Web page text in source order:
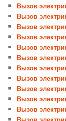
Вызов
Вызов
Вызов
Вызов
Вызов
Вызов
Вызов
Вызов
Вызов
Вызов
Вызов